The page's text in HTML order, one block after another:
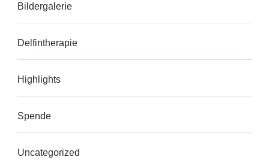
Bildergalerie
Delfintherapie
Highlights
Spende
Uncategorized